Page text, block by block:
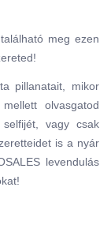
meg ezen
pillanatait, mikor
olvasgatod
vagy csak
is a nyár
levendulás